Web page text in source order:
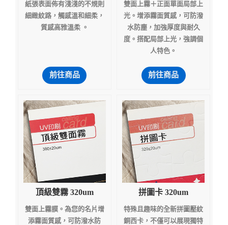
紙張表面佈有淺淺的不規則
細緻紋路，觸感溫和細柔，
質感高雅溫柔 。
前往商品
雙面上霧＋正面單面局部上
光。增添霧面質感，可防潑
水防塵，加強厚度與耐久
度。搭配局部上光，強調個
人特色。
前往商品
頂級雙霧 320um
雙面上霧膜。為您的名片增
添霧面質感，可防潑水防
拼圖卡 320um
特殊且趣味的全新拼圖壓紋
銅西卡，不僅可以展現獨特